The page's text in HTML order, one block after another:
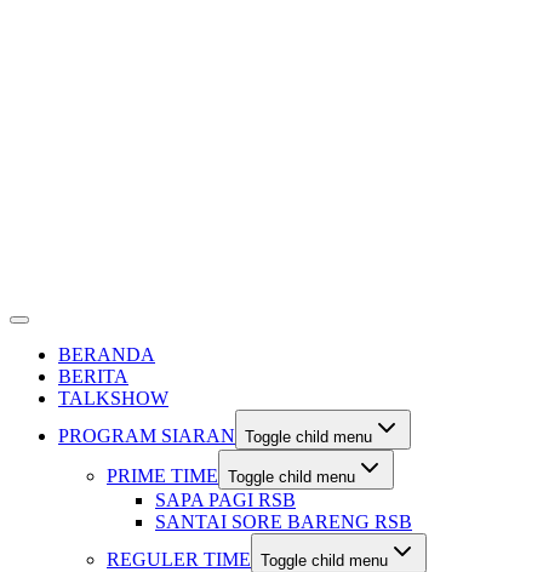
BERANDA
BERITA
TALKSHOW
PROGRAM SIARAN Toggle child menu
PRIME TIME Toggle child menu
SAPA PAGI RSB
SANTAI SORE BARENG RSB
REGULER TIME Toggle child menu